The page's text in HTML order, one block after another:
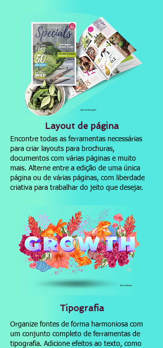
Marcin Wilczyński
Layout de página
Encontre todas as ferramentas necessárias
para criar layouts para brochuras,
documentos com várias páginas e muito
mais. Alterne entre a edição de uma única
página ou de várias páginas, com liberdade
criativa para trabalhar do jeito que desejar.
Resa Embutin
Tipografia
Organize fontes de forma harmoniosa com
um conjunto completo de ferramentas de
tipografia. Adicione efeitos ao texto, como